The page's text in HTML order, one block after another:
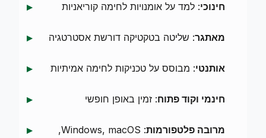
חינוכי: למד על אומנויות לחימה קוריאניות
מאתגר: שליטה בטקטיקה דורשת אסטרטגיה
אותנטי: מבוסס על טכניקות לחימה אמיתיות
חינמי וקוד פתוח: זמין באופן חופשי
מרובה פלטפורמות : Windows, macOS,